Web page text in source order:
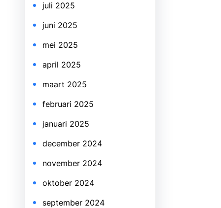
juli 2025
juni 2025
mei 2025
april 2025
maart 2025
februari 2025
januari 2025
december 2024
november 2024
oktober 2024
september 2024